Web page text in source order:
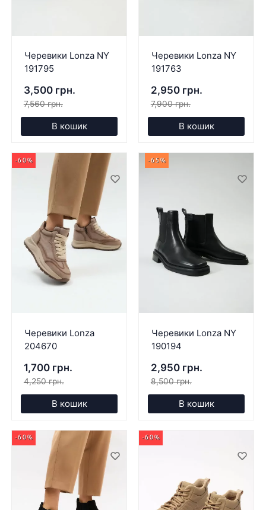
Черевики Lonza NY
191795
3,500 грн.
7,560 грн.
В кошик
Черевики Lonza NY
191763
2,950 грн.
7,900 грн.
В кошик
-60%
Черевики Lonza
204670
1,700 грн.
4,250 грн.
В кошик
-65%
Черевики Lonza NY
190194
2,950 грн.
8,500 грн.
В кошик
-60% -60%